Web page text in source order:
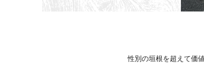
性別の垣根を超えて価